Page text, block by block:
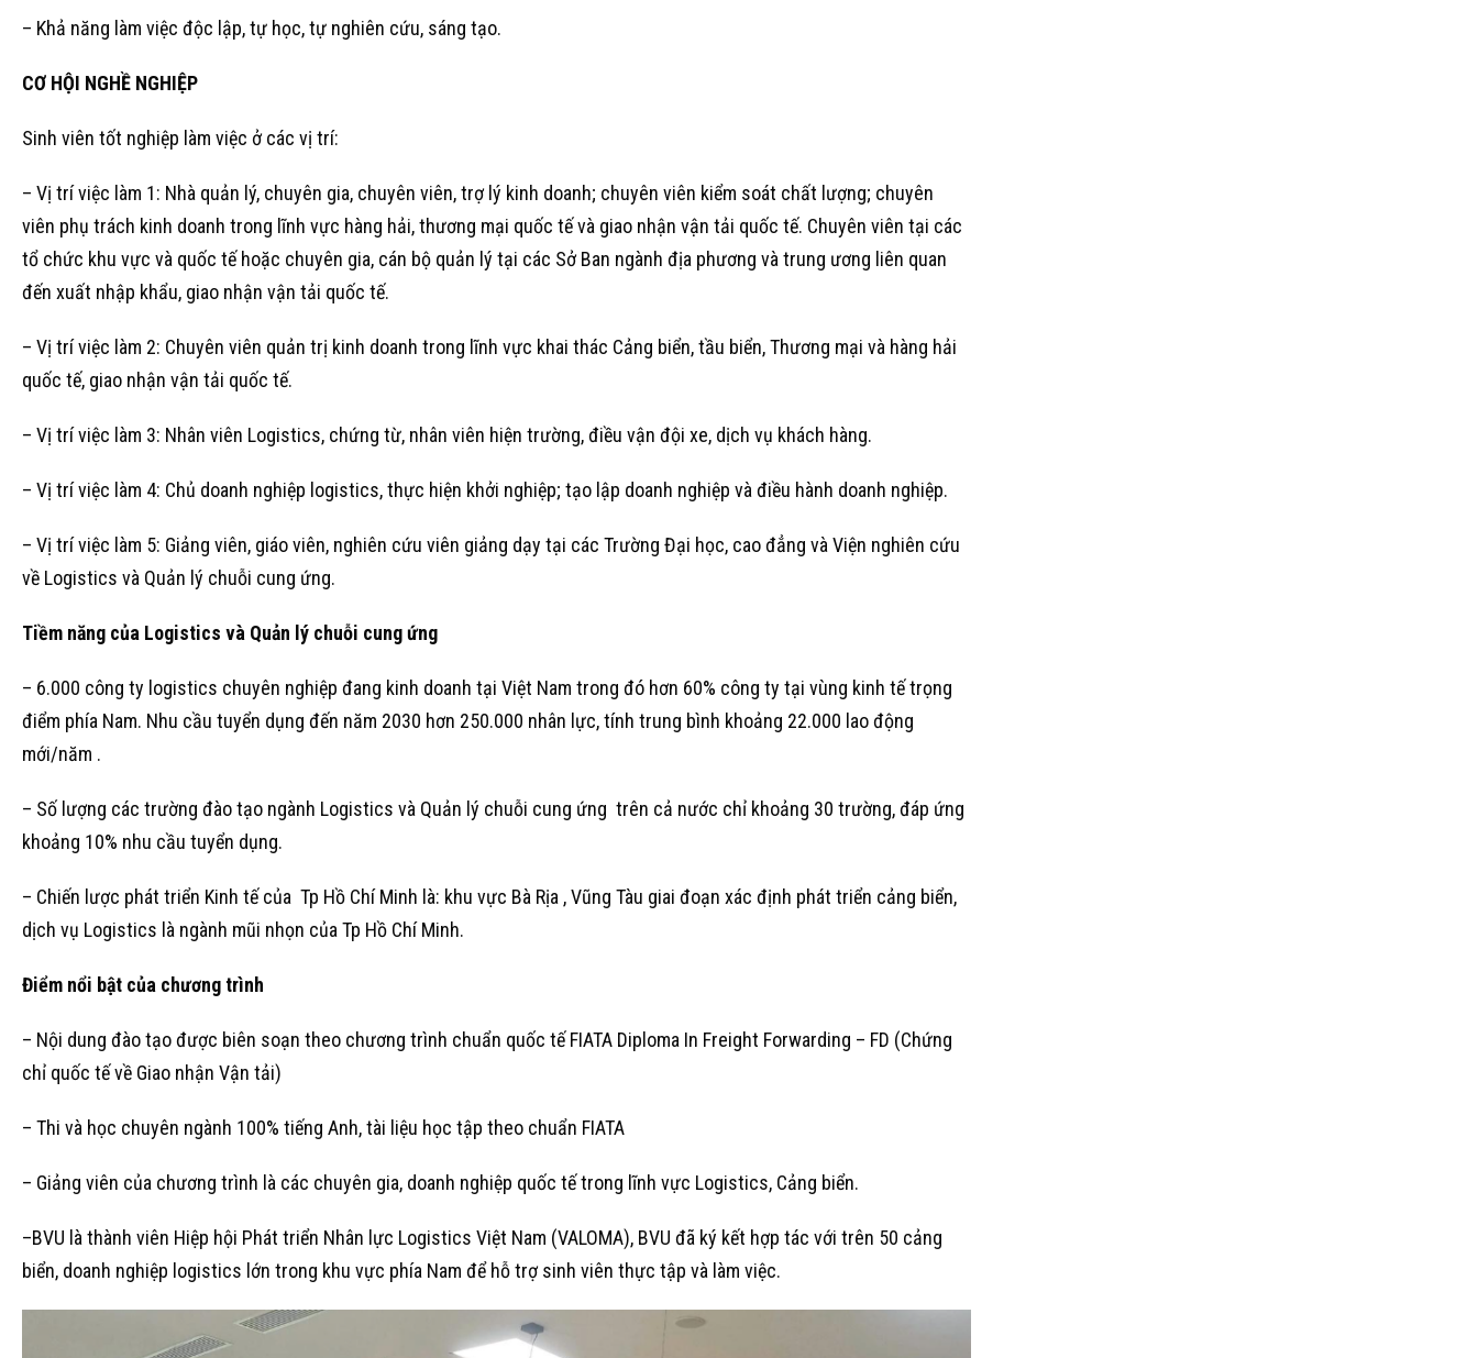
– Khả năng làm việc độc lập, tự học, tự nghiên cứu, sáng tạo.
CƠ HỘI NGHỀ NGHIỆP
Sinh viên tốt nghiệp làm việc ở các vị trí:
– Vị trí việc làm 1: Nhà quản lý, chuyên gia, chuyên viên, trợ lý kinh doanh; chuyên viên kiểm soát chất lượng; chuyên
viên phụ trách kinh doanh trong lĩnh vực hàng hải, thương mại quốc tế và giao nhận vận tải quốc tế. Chuyên viên tại các
tổ chức khu vực và quốc tế hoặc chuyên gia, cán bộ quản lý tại các Sở Ban ngành địa phương và trung ương liên quan
đến xuất nhập khẩu, giao nhận vận tải quốc tế.
– Vị trí việc làm 2: Chuyên viên quản trị kinh doanh trong lĩnh vực khai thác Cảng biển, tầu biển, Thương mại và hàng hải
quốc tế, giao nhận vận tải quốc tế.
– Vị trí việc làm 3: Nhân viên Logistics, chứng từ, nhân viên hiện trường, điều vận đội xe, dịch vụ khách hàng.
– Vị trí việc làm 4: Chủ doanh nghiệp logistics, thực hiện khởi nghiệp; tạo lập doanh nghiệp và điều hành doanh nghiệp.
– Vị trí việc làm 5: Giảng viên, giáo viên, nghiên cứu viên giảng dạy tại các Trường Đại học, cao đẳng và Viện nghiên cứu
về Logistics và Quản lý chuỗi cung ứng.
Tiềm năng của Logistics và Quản lý chuỗi cung ứng
– 6.000 công ty logistics chuyên nghiệp đang kinh doanh tại Việt Nam trong đó hơn 60% công ty tại vùng kinh tế trọng
điểm phía Nam. Nhu cầu tuyển dụng đến năm 2030 hơn 250.000 nhân lực, tính trung bình khoảng 22.000 lao động
mới/năm .
– Số lượng các trường đào tạo ngành Logistics và Quản lý chuỗi cung ứng trên cả nước chỉ khoảng 30 trường, đáp ứng
khoảng 10% nhu cầu tuyển dụng.
– Chiến lược phát triển Kinh tế của Tp Hồ Chí Minh là: khu vực Bà Rịa , Vũng Tàu giai đoạn xác định phát triển cảng biển,
dịch vụ Logistics là ngành mũi nhọn của Tp Hồ Chí Minh.
Điểm nổi bật của chương trình
– Nội dung đào tạo được biên soạn theo chương trình chuẩn quốc tế FIATA Diploma In Freight Forwarding – FD (Chứng
chỉ quốc tế về Giao nhận Vận tải)
– Thi và học chuyên ngành 100% tiếng Anh, tài liệu học tập theo chuẩn FIATA
– Giảng viên của chương trình là các chuyên gia, doanh nghiệp quốc tế trong lĩnh vực Logistics, Cảng biển.
–BVU là thành viên Hiệp hội Phát triển Nhân lực Logistics Việt Nam (VALOMA), BVU đã ký kết hợp tác với trên 50 cảng
biển, doanh nghiệp logistics lớn trong khu vực phía Nam để hỗ trợ sinh viên thực tập và làm việc.